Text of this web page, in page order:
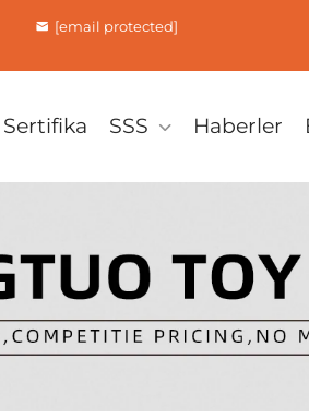
[email protected]
Sertifika SSS Haberler